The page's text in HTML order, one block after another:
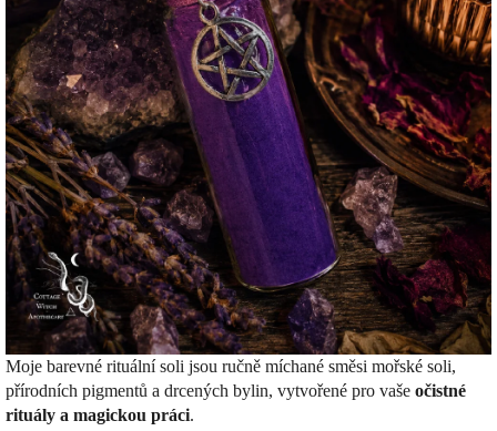
hvězdiček.
Moje barevné rituální soli jsou ručně míchané směsi mořské soli,
přírodních pigmentů a drcených bylin, vytvořené pro vaše očistné
rituály a magickou práci.